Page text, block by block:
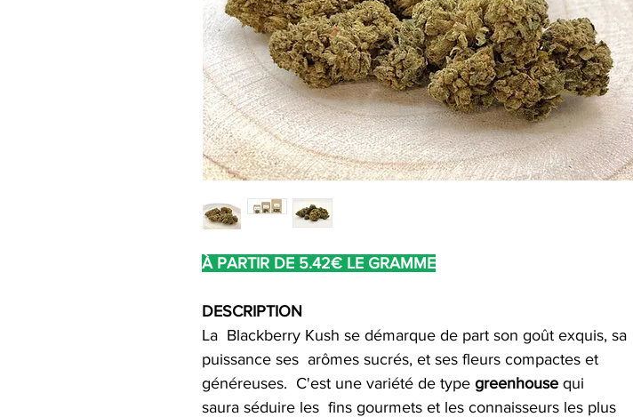
À PARTIR DE 5.42€ LE GRAMME
DESCRIPTION
La Blackberry Kush se démarque de part son goût exquis, sa
puissance ses arômes sucrés, et ses fleurs compactes et
généreuses. C'est une variété de type greenhouse qui
saura séduire les fins gourmets et les connaisseurs les plus